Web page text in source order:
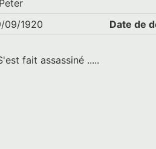
09/1920
Date de
fait assassiné .....